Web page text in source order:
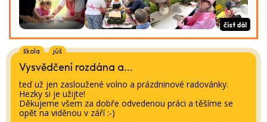
číst dál
škola júš
Vysvědčení rozdána a...
teď už jen zasloužené volno a prázdninové radovánky.
Hezky si je užijte!
Děkujeme všem za dobře odvedenou práci a těšíme se
opět na viděnou v září :-)